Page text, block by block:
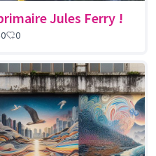
Jules Ferry !
0 0